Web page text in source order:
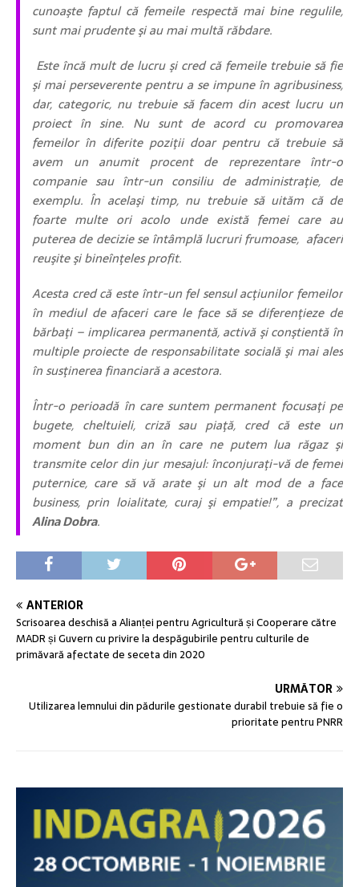
cunoaşte faptul că femeile respectă mai bine regulile,
sunt mai prudente şi au mai multă răbdare.
Este încă mult de lucru şi cred că femeile trebuie să fie
şi mai perseverente pentru a se impune în agribusiness,
dar, categoric, nu trebuie să facem din acest lucru un
proiect în sine. Nu sunt de acord cu promovarea
femeilor în diferite poziţii doar pentru că trebuie să
avem un anumit procent de reprezentare într-o
companie sau într-un consiliu de administraţie, de
exemplu. În acelaşi timp, nu trebuie să uităm că de
foarte multe ori acolo unde există femei care au
puterea de decizie se întâmplă lucruri frumoase, afaceri
reuşite şi bineînţeles profit.
Acesta cred că este într-un fel sensul acţiunilor femeilor
în mediul de afaceri care le face să se diferenţieze de
bărbaţi – implicarea permanentă, activă şi conştientă în
multiple proiecte de responsabilitate socială şi mai ales
în susţinerea financiară a acestora.
Într-o perioadă în care suntem permanent focusaţi pe
bugete, cheltuieli, criză sau piaţă, cred că este un
moment bun din an în care ne putem lua răgaz şi
transmite celor din jur mesajul: înconjuraţi-vă de femei
puternice, care să vă arate şi un alt mod de a face
business, prin loialitate, curaj şi empatie!”, a precizat
Alina Dobra.
ANTERIOR
Scrisoarea deschisă a Alianței pentru Agricultură și Cooperare către
MADR și Guvern cu privire la despăgubirile pentru culturile de
primăvară afectate de seceta din 2020
URMĂTOR
Utilizarea lemnului din pădurile gestionate durabil trebuie să fie o
prioritate pentru PNRR